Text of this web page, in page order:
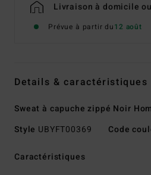
Livraison à domicile
Prévue à partir du12 août
Details & caractéristiques
Sweat à capuche zippé Noir
Style UBYFT00369 Code
Caractéristiques